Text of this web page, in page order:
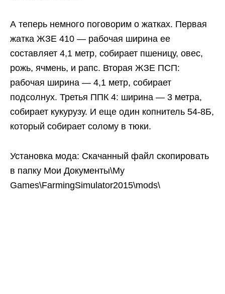
А теперь немного поговорим о жатках. Первая
жатка ЖЗЕ 410 — рабочая ширина ее
составляет 4,1 метр, собирает пшеницу, овес,
рожь, ячмень, и рапс. Вторая ЖЗЕ ПСП:
рабочая ширина — 4,1 метр, собирает
подсолнух. Третья ППК 4: ширина — 3 метра,
собирает кукурузу. И еще один копнитель 54-8Б,
который собирает солому в тюки.
Установка мода: Скачанный файл скопировать
в папку Мои Документы\My
Games\FarmingSimulator2015\mods\